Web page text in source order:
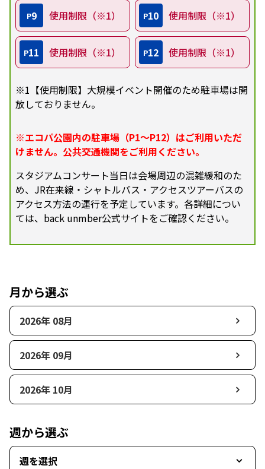
P9 使用制限（※1） P10 使用制限（※1）
P11 使用制限（※1） P12 使用制限（※1）
※1【使用制限】大規模イベント開催のため駐車場は開
放しておりません。
※エコパ公園内の駐車場（P1～P12）はご利用いただ
けません。公共交通機関をご利用ください。
スタジアムコンサート当日は会場周辺の混雑緩和のた
め、JR在来線・シャトルバス・アクセスツアーバスの
アクセス方法の運行を予定しています。各詳細につい
ては、back unmber公式サイトをご確認ください。
月から選ぶ
2026年 08月
2026年 09月
2026年 10月
週から選ぶ
週を選択